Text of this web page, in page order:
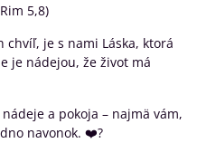
5,8)
je s nami Láska, ktorá
je nádejou, že život má
a pokoja – najmä vám,
navonok. ❤️‍?